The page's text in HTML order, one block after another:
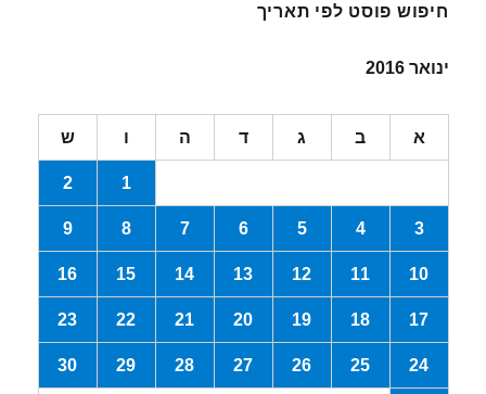
חיפוש פוסט לפי תאריך
ינואר 2016
א ב ג ד ה ו ש
1
2
3
4
5
6
7
8
9
10
11
12
13
14
15
16
17
18
19
20
21
22
23
24
25
26
27
28
29
30